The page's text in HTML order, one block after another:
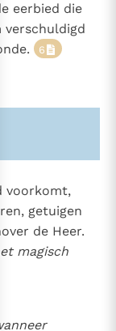
eerbied die
verschuldigd
6
voorkomt,
getuigen
de Heer.
magisch